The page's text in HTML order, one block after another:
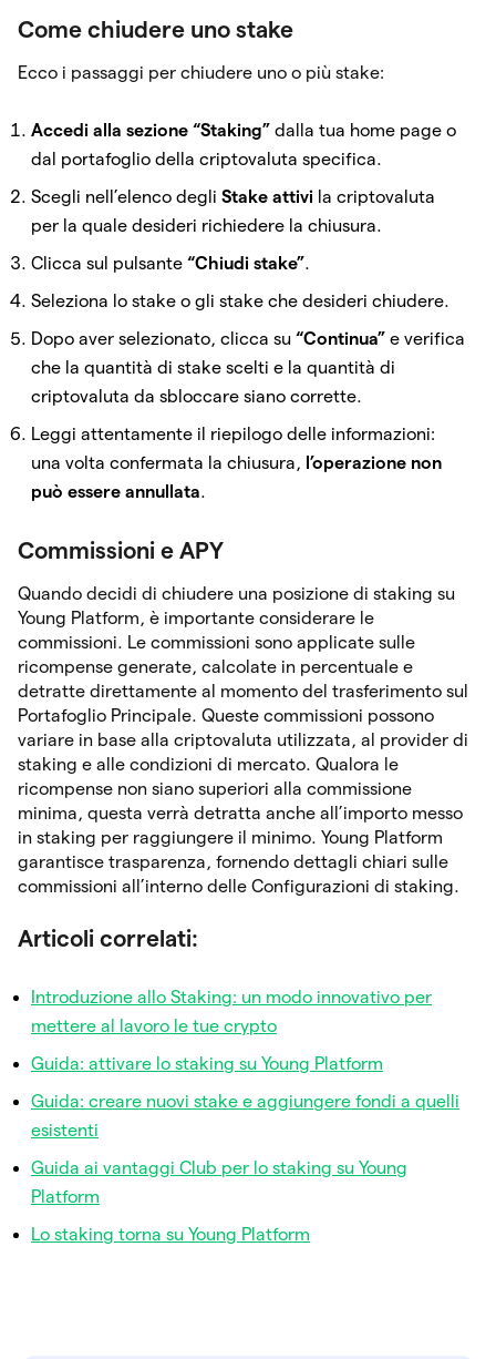
Come chiudere uno stake
Ecco i passaggi per chiudere uno o più stake:
Accedi alla sezione “Staking” dalla tua home page o
dal portafoglio della criptovaluta specifica.
Scegli nell’elenco degli Stake attivi la criptovaluta
per la quale desideri richiedere la chiusura.
Clicca sul pulsante “Chiudi stake”.
Seleziona lo stake o gli stake che desideri chiudere.
Dopo aver selezionato, clicca su “Continua” e verifica
che la quantità di stake scelti e la quantità di
criptovaluta da sbloccare siano corrette.
Leggi attentamente il riepilogo delle informazioni:
una volta confermata la chiusura, l’operazione non
può essere annullata.
Commissioni e APY
Quando decidi di chiudere una posizione di staking su
Young Platform, è importante considerare le
commissioni. Le commissioni sono applicate sulle
ricompense generate, calcolate in percentuale e
detratte direttamente al momento del trasferimento sul
Portafoglio Principale. Queste commissioni possono
variare in base alla criptovaluta utilizzata, al provider di
staking e alle condizioni di mercato. Qualora le
ricompense non siano superiori alla commissione
minima, questa verrà detratta anche all’importo messo
in staking per raggiungere il minimo. Young Platform
garantisce trasparenza, fornendo dettagli chiari sulle
commissioni all’interno delle Configurazioni di staking.
Articoli correlati:
Introduzione allo Staking: un modo innovativo per
mettere al lavoro le tue crypto
Guida: attivare lo staking su Young Platform
Guida: creare nuovi stake e aggiungere fondi a quelli
esistenti
Guida ai vantaggi Club per lo staking su Young
Platform
Lo staking torna su Young Platform